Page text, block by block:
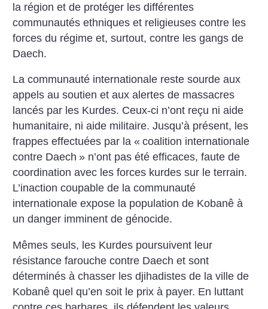
la région et de protéger les différentes
communautés ethniques et religieuses contre les
forces du régime et, surtout, contre les gangs de
Daech.
La communauté internationale reste sourde aux
appels au soutien et aux alertes de massacres
lancés par les Kurdes. Ceux-ci n’ont reçu ni aide
humanitaire, ni aide militaire. Jusqu’à présent, les
frappes effectuées par la « coalition internationale
contre Daech » n’ont pas été efficaces, faute de
coordination avec les forces kurdes sur le terrain.
L’inaction coupable de la communauté
internationale expose la population de Kobanê à
un danger imminent de génocide.
Mêmes seuls, les Kurdes poursuivent leur
résistance farouche contre Daech et sont
déterminés à chasser les djihadistes de la ville de
Kobanê quel qu’en soit le prix à payer. En luttant